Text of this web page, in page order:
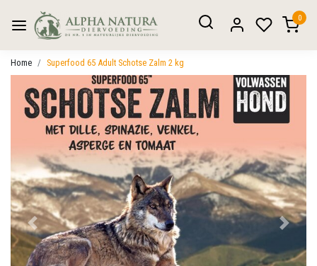
0
Home Superfood 65 Adult Schotse Zalm 2 kg
Vorige